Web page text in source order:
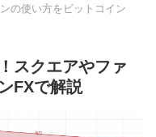
の使い方をビットコイン
スクエアやファ
FXで解説